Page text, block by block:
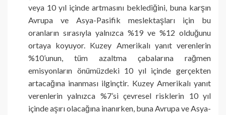
veya 10 yıl içinde artmasını beklediğini, buna karşın
Avrupa ve Asya-Pasifik meslektaşları için bu
oranların sırasıyla yalnızca %19 ve %12 olduğunu
ortaya koyuyor. Kuzey Amerikalı yanıt verenlerin
%10’unun, tüm azaltma çabalarına rağmen
emisyonların önümüzdeki 10 yıl içinde gerçekten
artacağına inanması ilginçtir. Kuzey Amerikalı yanıt
verenlerin yalnızca %7’si çevresel risklerin 10 yıl
içinde aşırı olacağına inanırken, buna Avrupa ve Asya-